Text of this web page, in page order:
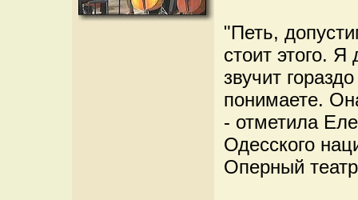
"Петь,
стоит этого.
звучит
понимаете.
- отметила
Одесского
Оперный